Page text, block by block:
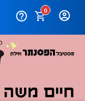
0
help_outline